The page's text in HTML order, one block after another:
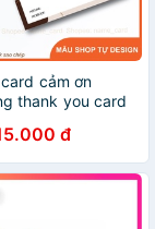
cảm ơn
thank you card
đ